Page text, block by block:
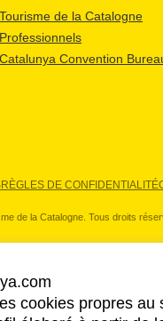
Tourisme de la Catalogne
Professionnels
Catalunya Convention
RÈGLES DE CONFIDENTIALITÉ
de la Catalogne. Tous droits
cookies propres